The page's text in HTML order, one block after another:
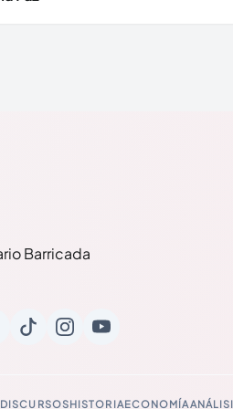
DISCURSOSHISTORIAECONOMÍA